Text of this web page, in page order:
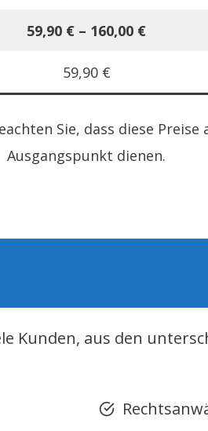
59,90 € – 160,00 €
59,90 €
Sie, dass diese Preise
Ausgangspunkt dienen.
Kunden, aus den